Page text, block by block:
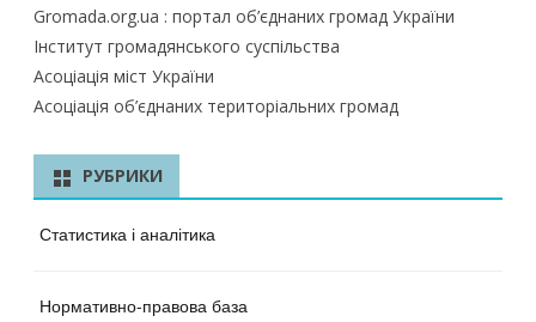
Gromada.org.ua : портал об’єднаних громад України
Інститут громадянського суспільства
Асоціація міст України
Асоціація об’єднаних територіальних громад
РУБРИКИ
Статистика і аналітика
Нормативно-правова база